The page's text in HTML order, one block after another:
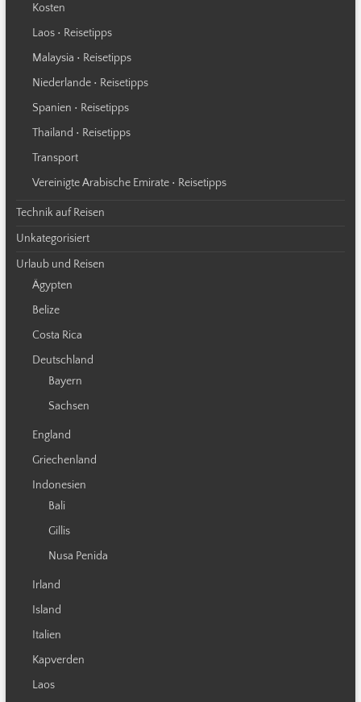
Kosten
Laos • Reisetipps
Malaysia • Reisetipps
Niederlande • Reisetipps
Spanien • Reisetipps
Thailand • Reisetipps
Transport
Vereinigte Arabische Emirate • Reisetipps
Technik auf Reisen
Unkategorisiert
Urlaub und Reisen
Ägypten
Belize
Costa Rica
Deutschland
Bayern
Sachsen
England
Griechenland
Indonesien
Bali
Gillis
Nusa Penida
Irland
Island
Italien
Kapverden
Laos